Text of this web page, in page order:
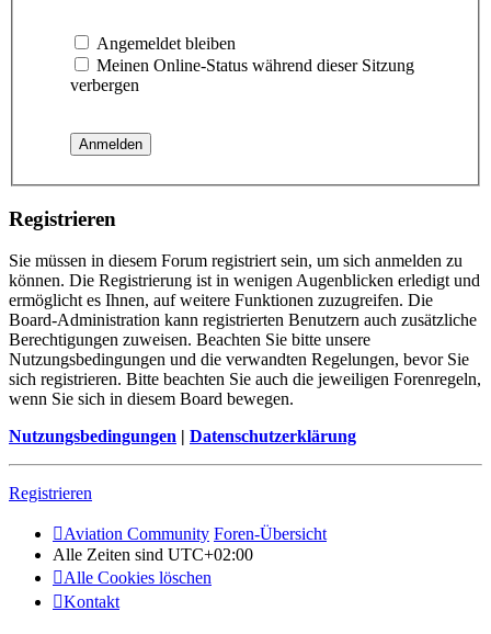
Angemeldet bleiben
Meinen Online-Status während dieser Sitzung
verbergen
Registrieren
Sie müssen in diesem Forum registriert sein, um sich anmelden zu
können. Die Registrierung ist in wenigen Augenblicken erledigt und
ermöglicht es Ihnen, auf weitere Funktionen zuzugreifen. Die
Board-Administration kann registrierten Benutzern auch zusätzliche
Berechtigungen zuweisen. Beachten Sie bitte unsere
Nutzungsbedingungen und die verwandten Regelungen, bevor Sie
sich registrieren. Bitte beachten Sie auch die jeweiligen Forenregeln,
wenn Sie sich in diesem Board bewegen.
Nutzungsbedingungen | Datenschutzerklärung
Registrieren
Aviation Community Foren-Übersicht
Alle Zeiten sind UTC+02:00
Alle Cookies löschen
Kontakt